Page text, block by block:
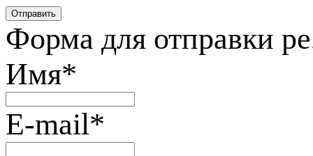
Форма для отправки
Имя*
E-mail*